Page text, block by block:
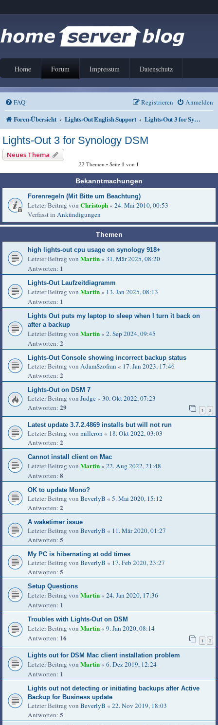
Home Forum Impressum Datenschutz
FAQ Anmelden
Registrieren
Foren-Übersicht Lights-Out English Support Lights-Out 3 for Synology DSM
Lights-Out 3 for Synology DSM
Neues Thema
22 Themen • Seite 1 von 1
Bekanntmachungen
Forenregeln (Mit Bitte um Beachtung)
Letzter Beitrag von Christoph « 24. Mai 2010, 00:53
Verfasst in Ankündigungen
Themen
high lights-out cpu usage on synology 918+
Letzter Beitrag von Martin « 31. Mär 2025, 08:20
Antworten: 1
Lights-Out Laufzeitdiagramm
Letzter Beitrag von Martin « 13. Jan 2025, 08:13
Antworten: 1
Lights Out puts my laptop to sleep when I turn it back on
after a backup
Letzter Beitrag von Martin « 2. Sep 2024, 09:45
Antworten: 2
Lights-Out Console showing incorrect backup status
Letzter Beitrag von AdamSzofran « 17. Jan 2023, 17:46
Antworten: 2
Lights-Out on DSM 7
Letzter Beitrag von Judge « 30. Okt 2022, 07:23
Antworten: 29 1 2
Latest update 3.7.2.4869 installs but will not run
Letzter Beitrag von milleron « 18. Okt 2022, 03:03
Antworten: 2
Cannot install client on Mac
Letzter Beitrag von Martin « 22. Aug 2022, 21:48
Antworten: 8
OK to update Mono?
Letzter Beitrag von BeverlyB « 5. Mai 2020, 15:12
Antworten: 2
A waketimer issue
Letzter Beitrag von BeverlyB « 11. Mär 2020, 01:27
Antworten: 5
My PC is hibernating at odd times
Letzter Beitrag von BeverlyB « 17. Feb 2020, 23:27
Antworten: 5
Setup Questions
Letzter Beitrag von Martin « 24. Jan 2020, 17:36
Antworten: 1
Troubles with Lights-Out on DSM
Letzter Beitrag von Martin « 9. Jan 2020, 08:14
Antworten: 16 1 2
Lights out for DSM Mac client installation problem
Letzter Beitrag von Martin « 6. Dez 2019, 12:24
Antworten: 1
Lights out not detecting or initiating backups after Active
Backup for Business update
Letzter Beitrag von BeverlyB « 22. Nov 2019, 18:03
Antworten: 5